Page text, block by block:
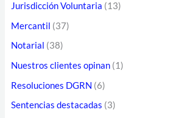
Jurisdicción Voluntaria (13)
Mercantil (37)
Notarial (38)
Nuestros clientes opinan(1)
Resoluciones DGRN (6)
Sentencias destacadas (3)
r
r
e
o
e
l